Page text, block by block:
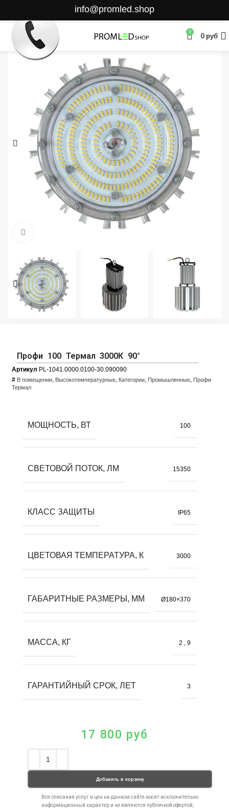
info@promled.shop
0 0руб
Профи 100 Термал 3000К 90°
Артикул PL-1041.0000.0100-30.090090
# В помещении, Высокотемпературные, Категории, Промышленные, Профи
Термал
МОЩНОСТЬ, ВТ 100
СВЕТОВОЙ ПОТОК, ЛМ 15350
КЛАСС ЗАЩИТЫ IP65
ЦВЕТОВАЯ ТЕМПЕРАТУРА, К 3000
ГАБАРИТНЫЕ РАЗМЕРЫ, ММ Ø180×370
МАССА, КГ 2 , 9
ГАРАНТИЙНЫЙ СРОК, ЛЕТ 3
17 800 руб
Добавить в корзину
Все описания услуг и цен на данном сайте носят исключительно
информационный характер и не являются публичной офертой,